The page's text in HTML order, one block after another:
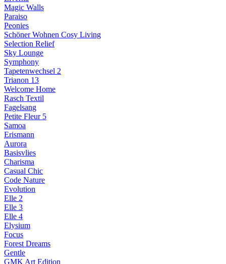
Magic Walls
Paraiso
Peonies
Schöner Wohnen Cosy Living
Selection Relief
Sky Lounge
Symphony
Tapetenwechsel 2
Trianon 13
Welcome Home
Rasch Textil
Fagelsang
Petite Fleur 5
Samoa
Erismann
Aurora
Basisvlies
Charisma
Casual Chic
Code Nature
Evolution
Elle 2
Elle 3
Elle 4
Elysium
Focus
Forest Dreams
Gentle
GMK Art Edition